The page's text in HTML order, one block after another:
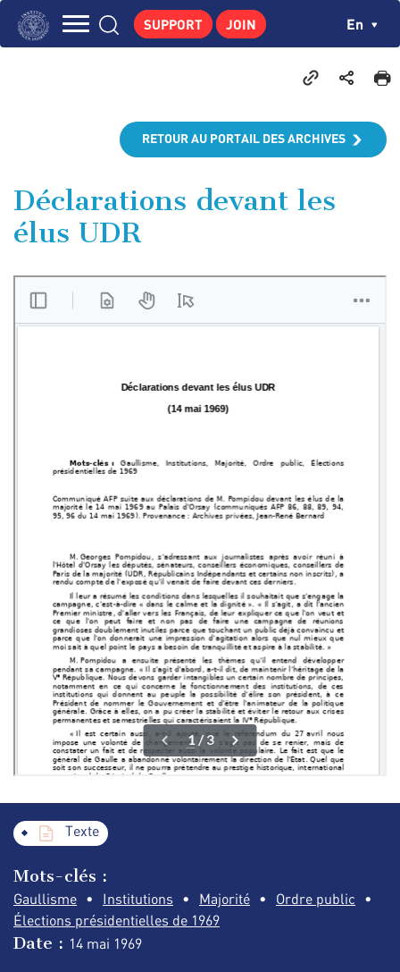
Skip
CENTRE DE RECHERCHES
PUBLICATIONS
NEWS
PEDAGOGICAL AREA
SUPPORT JOIN En
RETOUR AU PORTAIL DES ARCHIVES
Déclarations devant les
élus UDR
Texte
Mots-clés :
Gaullisme Institutions Majorité
Ordre public
Élections présidentielles de 1969
Date : 14 mai 1969
Cookies management panel